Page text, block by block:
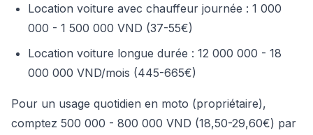
Location voiture avec chauffeur journée : 1 000
000 - 1 500 000 VND (37-55€)
Location voiture longue durée : 12 000 000 - 18
000 000 VND/mois (445-665€)
Pour un usage quotidien en moto (propriétaire),
comptez 500 000 - 800 000 VND (18,50-29,60€) par